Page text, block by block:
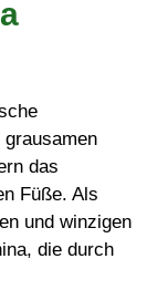
das
Füße. Als
und winzigen
die durch